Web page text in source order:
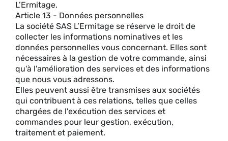
L’Ermitage.
Article 13 - Données personnelles
La société SAS L’Ermitage se réserve le droit de
collecter les informations nominatives et les
données personnelles vous concernant. Elles sont
nécessaires à la gestion de votre commande, ainsi
qu'à l'amélioration des services et des informations
que nous vous adressons.
Elles peuvent aussi être transmises aux sociétés
qui contribuent à ces relations, telles que celles
chargées de l'exécution des services et
commandes pour leur gestion, exécution,
traitement et paiement.